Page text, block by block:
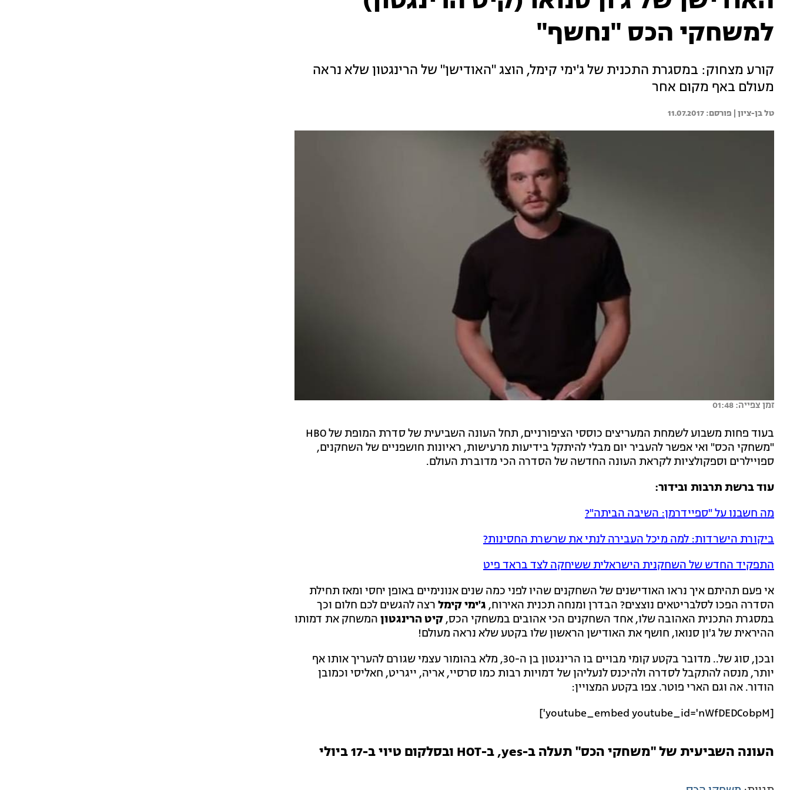
למשחקי הכס "נחשף"
קורע מצחוק: במסגרת התכנית של ג'ימי קימל, הוצג "האודישן" של הרינגטון שלא נראה
מעולם באף מקום אחר
טל בן-ציון | 11.07.2017
זמן צפייה: 01:48
בעוד פחות משבוע לשמחת המעריצים כוססי הציפורניים, תחל העונה השביעית של סדרת המופת של HBO
"משחקי הכס" ואי אפשר להעביר יום מבלי להיתקל בידיעות מרעישות, ראיונות חושפניים של השחקנים,
ספויילרים וספקולציות לקראת העונה החדשה של הסדרה הכי מדוברת העולם.
עוד ברשת תרבות ובידור:
מה חשבנו על "ספיידרמן: השיבה הביתה"?
ביקורת הישרדות: למה מיכל העבירה לנתי את שרשרת החסינות?
התפקיד החדש של השחקנית הישראלית ששיחקה לצד בראד פיט
אי פעם תהיתם איך נראו האודישנים של השחקנים שהיו לפני כמה שנים אנונימיים באופן יחסי ומאז תחילת
הסדרה הפכו לסלבריטאים נוצצים? הבדרן ומנחה תכנית האירוח, ג'ימי קימל רצה להגשים לכם חלום וכך
במסגרת התכנית האהובה שלו, אחד השחקנים הכי אהובים במשחקי הכס,קיט הרינגטון המשחק את דמותו
ההיראית של ג'ון סנואו, חושף את האודישן הראשון שלו בקטע שלא נראה מעולם!
ובכן, סוג של.. מדובר בקטע קומי מבויים בו הרינגטון בן ה-30, מלא בהומור עצמי שגורם להעריך אותו אף
יותר, מנסה להתקבל לסדרה ולהיכנס לנעליהן של דמויות רבות כמו סרסיי, אריה, ייגריט, חאליסי וכמובן
הודור. אה וגם הארי פוטר. צפו בקטע המצויין:
[youtube_embed youtube_id='nWfDEDCobpM']
העונה השביעית של "משחקי הכס" תעלה ב-yes, ב-HOT ובסלקום טיוי ב-17 ביולי